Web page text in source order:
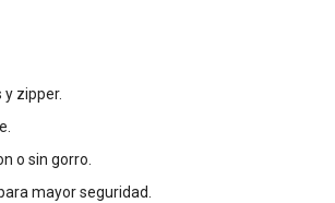
zipper.
o sin gorro.
mayor seguridad.